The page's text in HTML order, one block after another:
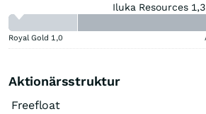
Iluka Resources 1,3
Royal Gold 1,0
Aktionärsstruktur
Freefloat